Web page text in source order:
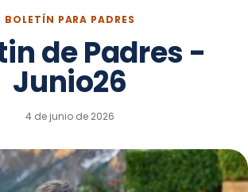
BOLETÍN PARA PADRES
de Padres -
Junio26
4 de junio de 2026